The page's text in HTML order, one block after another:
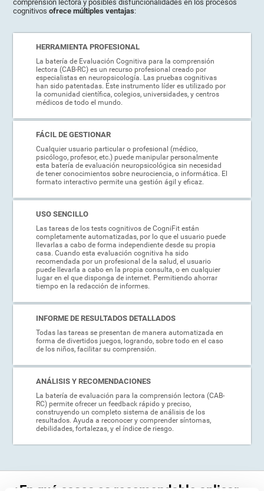
comprensión lectora y posibles disfuncionalidades en los procesos
cognitivosofrece múltiples ventajas:
HERRAMIENTA PROFESIONAL
La batería de Evaluación Cognitiva para la comprensión
lectora (CAB-RC) es un recurso profesional creado por
especialistas en neuropsicología. Las pruebas cognitivas
han sido patentadas. Este instrumento líder es utilizado por
la comunidad científica, colegios, universidades, y centros
médicos de todo el mundo.
FÁCIL DE GESTIONAR
Cualquier usuario particular o profesional (médico,
psicólogo, profesor, etc.) puede manipular personalmente
esta batería de evaluación neuropsicológica sin necesidad
de tener conocimientos sobre neurociencia, o informática. El
formato interactivo permite una gestión ágil y eficaz.
USO SENCILLO
Las tareas de los tests cognitivos de CogniFit están
completamente automatizadas, por lo que el usuario puede
llevarlas a cabo de forma independiente desde su propia
casa. Cuando esta evaluación cognitiva ha sido
recomendada por un profesional de la salud, el usuario
puede llevarla a cabo en la propia consulta, o en cualquier
lugar en el que disponga de internet. Permitiendo ahorrar
tiempo en la redacción de informes.
INFORME DE RESULTADOS DETALLADOS
Todas las tareas se presentan de manera automatizada en
forma de divertidos juegos, logrando, sobre todo en el caso
de los niños, facilitar su comprensión.
ANÁLISIS Y RECOMENDACIONES
La batería de evaluación para la comprensión lectora (CAB-
RC) permite ofrecer un feedback rápido y preciso,
construyendo un completo sistema de análisis de los
resultados. Ayuda a reconocer y comprender síntomas,
debilidades, fortalezas, y el índice de riesgo.